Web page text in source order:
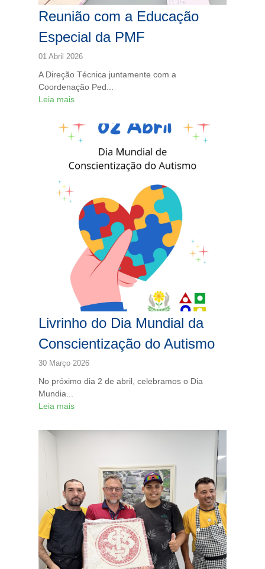
Reunião com a Educação
Especial da PMF
01 Abril 2026
A Direção Técnica juntamente com a
Coordenação Ped...
Leia mais
Livrinho do Dia Mundial da
Conscientização do Autismo
30 Março 2026
No próximo dia 2 de abril, celebramos o Dia
Mundia...
Leia mais